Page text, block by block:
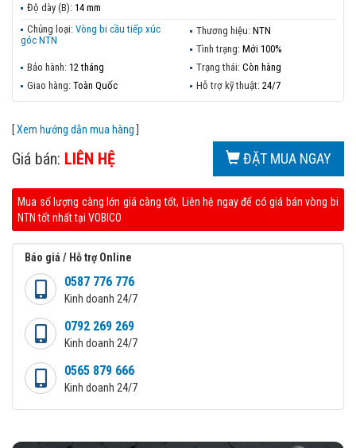
Độ dày (B): 14 mm
Chủng loại: Vòng bi cầu tiếp xúc
góc NTN
Thương hiệu: NTN
Tình trạng: Mới 100%
Bảo hành: 12 tháng Trạng thái: Còn hàng
Giao hàng: Toàn Quốc Hỗ trợ kỹ thuật: 24/7
[Xem hướng dẫn mua hàng
Giá bán: LIÊN HỆ ĐẶT MUA NGAY
Mua số lượng càng lớn giá càng tốt, Liên hệ ngay để có giá bán vòng bi
NTN tốt nhất tại VOBICO
Báo giá / Hỗ trợ Online
0587 776 776
Kinh doanh 24/7
0792 269 269
Kinh doanh 24/7
0565 879 666
Kinh doanh 24/7